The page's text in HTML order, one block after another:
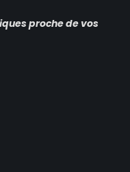
proche de vos